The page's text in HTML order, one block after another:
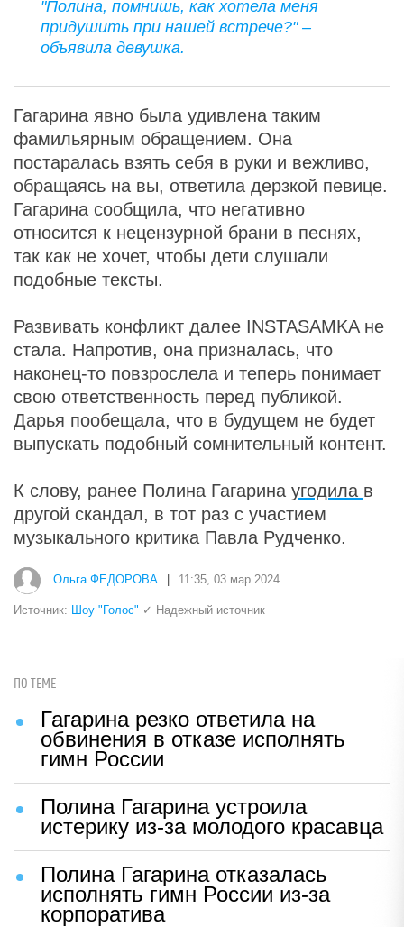
"Полина, помнишь, как хотела меня
придушить при нашей встрече?" –
объявила девушка.
Гагарина явно была удивлена таким
фамильярным обращением. Она
постаралась взять себя в руки и вежливо,
обращаясь на вы, ответила дерзкой певице.
Гагарина сообщила, что негативно
относится к нецензурной брани в песнях,
так как не хочет, чтобы дети слушали
подобные тексты.
Развивать конфликт далее INSTASAMKA не
стала. Напротив, она призналась, что
наконец-то повзрослела и теперь понимает
свою ответственность перед публикой.
Дарья пообещала, что в будущем не будет
выпускать подобный сомнительный контент.
К слову, ранее Полина Гагарина угодила в
другой скандал, в тот раз с участием
музыкального критика Павла Рудченко.
Ольга ФЕДОРОВА 11:35, 03 мар 2024
Источник: Шоу "Голос" ✓ Надежный источник
ПО ТЕМЕ
Гагарина резко ответила на
обвинения в отказе исполнять
гимн России
Полина Гагарина устроила
истерику из-за молодого красавца
Полина Гагарина отказалась
исполнять гимн России из-за
корпоратива